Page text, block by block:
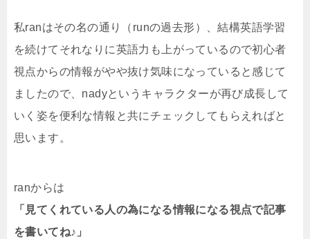
私ranはその名の通り（runの過去形）、結構英語学習
を続けてそれなりに英語力も上がっているので初心者
視点からの情報がやや抜け気味になっていると感じて
ましたので、nadyというキャラクターが再び成長して
いく姿を便利な情報と共にチェックしてもらえればと
思います。
ranからは
「見てくれている人の為になる情報になる視点で記事
を書いてね♪」